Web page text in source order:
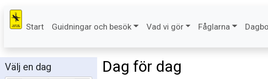
Start Guidningar och besök Vad vi gör Fåglarna
Välj en dag Dag för dag